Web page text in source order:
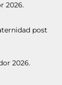
2026.
post
2026.